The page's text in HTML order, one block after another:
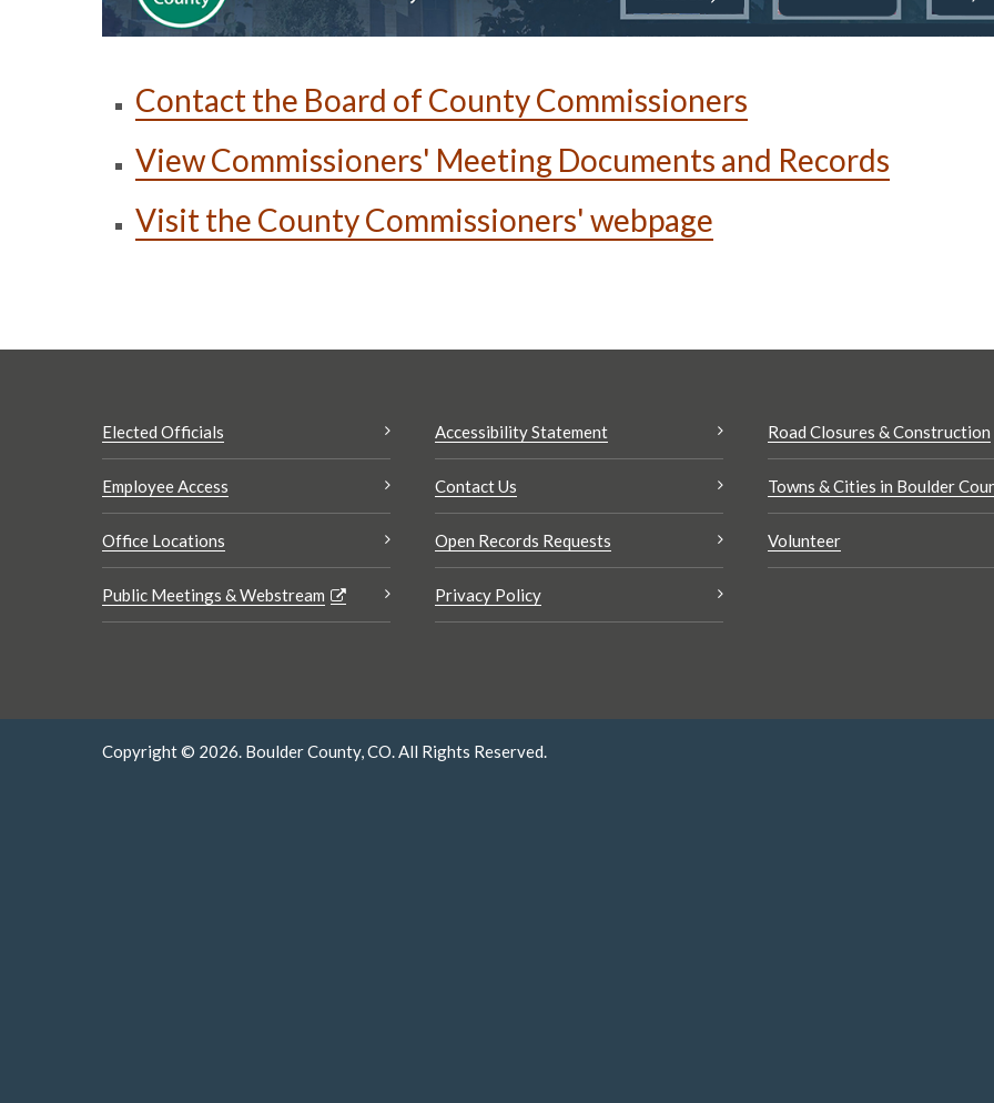
Contact the Board of County Commissioners
View Commissioners' Meeting Documents and Records
Visit the County Commissioners' webpage
Elected Officials
Employee Access
Office Locations
Public Meetings & Webstream
Accessibility Statement
Contact Us
Open Records Requests
Privacy Policy
Road Closures & Construction
Towns & Cities in Boulder
Volunteer
Copyright © 2026. Boulder County, CO. All Rights Reserved.